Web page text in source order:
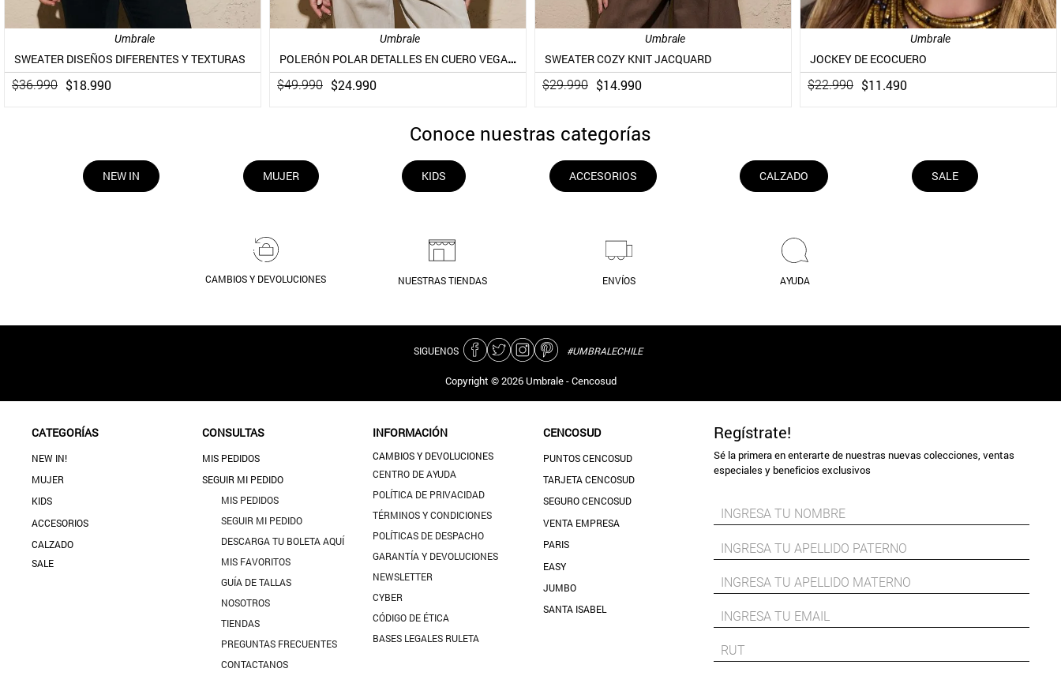
Umbrale
SWEATER DISEÑOS DIFERENTES Y TEXTURAS
$36.990 $18.990
Umbrale
POLERÓN POLAR DETALLES EN CUERO VEGANO
$49.990 $24.990
Umbrale
SWEATER COZY KNIT JACQUARD
$29.990 $14.990
Umbrale
JOCKEY DE ECOCUERO
$22.990 $11.490
Conoce nuestras categorías
NEW IN MUJER KIDS ACCESORIOS CALZADO SALE
CAMBIOS Y DEVOLUCIONES NUESTRAS TIENDAS ENVÍOS AYUDA
SIGUENOS #UMBRALECHILE
Copyright © 2026 Umbrale - Cencosud
CATEGORÍAS
NEW IN!
MUJER
KIDS
ACCESORIOS
CALZADO
SALE
CONSULTAS
MIS PEDIDOS
SEGUIR MI PEDIDO
MIS PEDIDOS
SEGUIR MI PEDIDO
DESCARGA TU BOLETA AQUÍ
MIS FAVORITOS
GUÍA DE TALLAS
NOSOTROS
TIENDAS
PREGUNTAS FRECUENTES
CONTACTANOS
INFORMACIÓN
CAMBIOS Y DEVOLUCIONES
CENTRO DE AYUDA
POLÍTICA DE PRIVACIDAD
TÉRMINOS Y CONDICIONES
POLÍTICAS DE DESPACHO
GARANTÍA Y DEVOLUCIONES
NEWSLETTER
CYBER
CÓDIGO DE ÉTICA
BASES LEGALES RULETA
CENCOSUD
PUNTOS CENCOSUD
TARJETA CENCOSUD
SEGURO CENCOSUD
VENTA EMPRESA
PARIS
EASY
JUMBO
SANTA ISABEL
Regístrate!
Sé la primera en enterarte de nuestras nuevas colecciones, ventas
especiales y beneficios exclusivos